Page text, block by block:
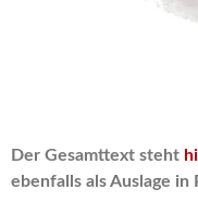
Der Gesamttext steht
ebenfalls als Auslage